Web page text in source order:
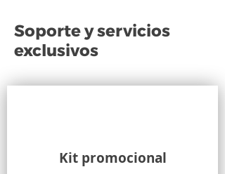
Soporte y servicios
exclusivos
Kit promocional